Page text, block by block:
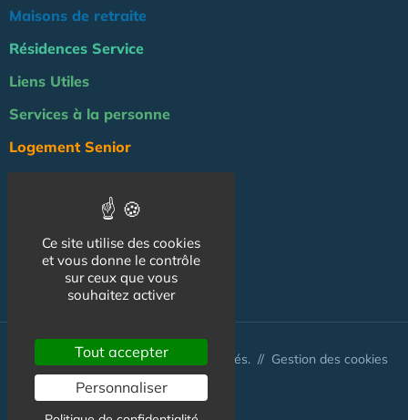
Maisons de retraite
Résidences Service
Liens Utiles
Services à la personne
Logement Senior
Emploi & formation
Professionnels
NOS AUTRES SITES :
© Australis 2026 - Tous droits réservés. // Gestion des cookies
Ce site utilise des cookies
et vous donne le contrôle
sur ceux que vous
souhaitez activer
Tout accepter
Personnaliser